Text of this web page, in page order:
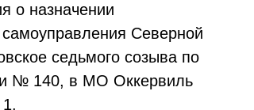
о назначении
самоуправления Северной
седьмого созыва по
и № 140, в МО Оккервиль